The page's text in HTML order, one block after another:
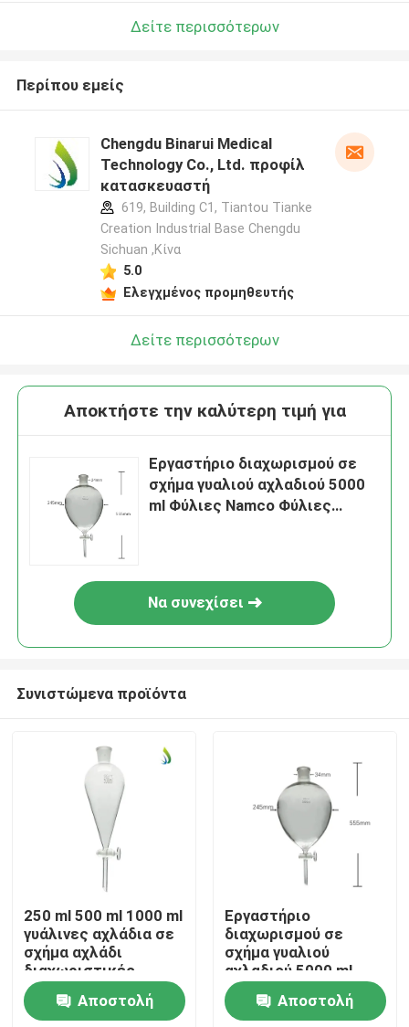
Σπίτι
Προϊόντα
Βίντεο
Δείτε περισσότερων
Περίπου εμείς
Chengdu Binarui Medical
Technology Co., Ltd. προφίλ
κατασκευαστή
619, Building C1, Tiantou Tianke
Creation Industrial Base Chengdu
Sichuan ,Κίνα
5.0
Ελεγχμένος προμηθευτής
Δείτε περισσότερων
Αποκτήστε την καλύτερη τιμή για
Εργαστήριο διαχωρισμού σε
σχήμα γυαλιού αχλαδιού 5000
ml Φύλιες Namco Φύλιες
Να συνεχίσει
Συνιστώμενα προϊόντα
250 ml 500 ml 1000 ml
γυάλινες αχλάδια σε
σχήμα αχλάδι
διαχωριστικές
λαβύνες εργαστηρίου
Namco διαχωριστική
Αποστολή
Εργαστήριο
διαχωρισμού σε
σχήμα γυαλιού
αχλαδιού 5000 ml
Φύλιες Namco
Φύλιες διαχωρισμού
Αποστολή